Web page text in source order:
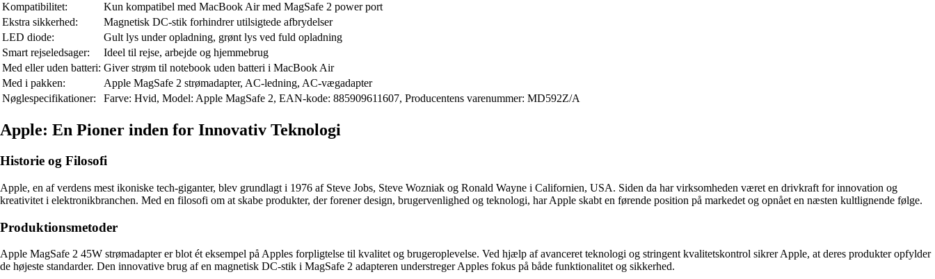
Kompatibilitet:
Kun kompatibel med MacBook Air med MagSafe 2 power port
Ekstra sikkerhed:
Magnetisk DC-stik forhindrer utilsigtede afbrydelser
LED diode:
Gult lys under opladning, grønt lys ved fuld opladning
Smart rejseledsager:
Ideel til rejse, arbejde og hjemmebrug
Med eller uden batteri: Giver strøm til notebook uden batteri i MacBook Air
Med i pakken:
Apple MagSafe 2 strømadapter, AC-ledning, AC-vægadapter
Nøglespecifikationer:
Farve: Hvid, Model: Apple MagSafe 2, EAN-kode: 885909611607, Producentens varenummer: MD592Z/A
Apple: En Pioner inden for Innovativ Teknologi
Historie og Filosofi
Apple, en af verdens mest ikoniske tech-giganter, blev grundlagt i 1976 af Steve Jobs, Steve Wozniak og Ronald Wayne i Californien, USA. Siden da har virksomheden været en drivkraft for innovation og
kreativitet i elektronikbranchen. Med en filosofi om at skabe produkter, der forener design, brugervenlighed og teknologi, har Apple skabt en førende position på markedet og opnået en næsten kultlignende følge.
Produktionsmetoder
Apple MagSafe 2 45W strømadapter er blot ét eksempel på Apples forpligtelse til kvalitet og brugeroplevelse. Ved hjælp af avanceret teknologi og stringent kvalitetskontrol sikrer Apple, at deres produkter opfylder
de højeste standarder. Den innovative brug af en magnetisk DC-stik i MagSafe 2 adapteren understreger Apples fokus på både funktionalitet og sikkerhed.